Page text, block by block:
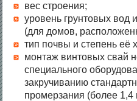
вес строения;
уровень грунтовых вод
(для домов,
тип почвы и степень её
монтаж винтовых свай
специального
закручиванию
промерзания (более